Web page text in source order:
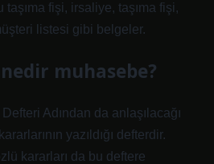
fişi, irsaliye, taşıma fişi,
listesi gibi belgeler.
muhasebe?
Adından da anlaşılacağı
yazıldığı defterdir.
kararları da bu deftere